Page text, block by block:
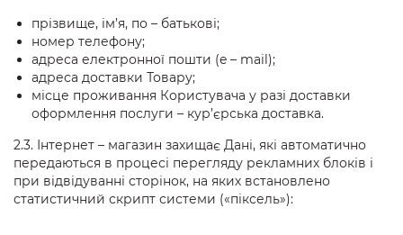
прізвище, ім’я, по – батькові;
номер телефону;
адреса електронної пошти (e – mail);
адреса доставки Товару;
місце проживання Користувача у разі доставки
оформлення послуги – кур’єрська доставка.
2.3. Інтернет – магазин захищає Дані, які автоматично
передаються в процесі перегляду рекламних блоків і
при відвідуванні сторінок, на яких встановлено
статистичний скрипт системи («піксель»):